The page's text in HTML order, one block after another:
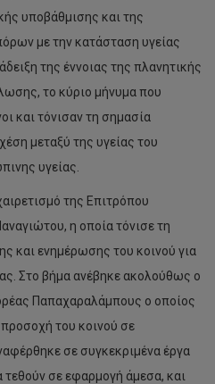
υποβάθμισης και της
με την κατάσταση υγείας
της έννοιας της πλανητικής
το κύριο μήνυμα που
και τόνισαν τη σημασία
μεταξύ της υγείας του
υγείας.
της Επιτρόπου
η οποία τόνισε τη
και ενημέρωσης του κοινού για
Στο βήμα ανέβηκε ακολούθως ο
Παπαχαραλάμπους ο οποίος
του κοινού σε
σε συγκεκριμένα έργα
τεθούν σε εφαρμογή άμεσα, και